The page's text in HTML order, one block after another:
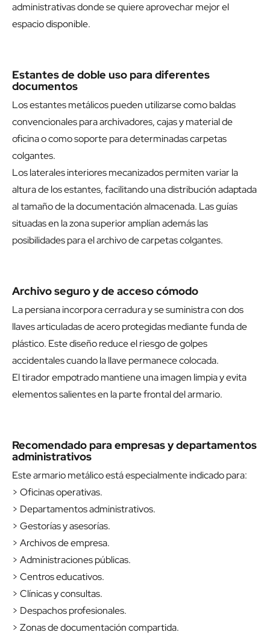
administrativas donde se quiere aprovechar mejor el
espacio disponible.
Estantes de doble uso para diferentes
documentos
Los estantes metálicos pueden utilizarse como baldas
convencionales para archivadores, cajas y material de
oficina o como soporte para determinadas carpetas
colgantes.
Los laterales interiores mecanizados permiten variar la
altura de los estantes, facilitando una distribución adaptada
al tamaño de la documentación almacenada. Las guías
situadas en la zona superior amplían además las
posibilidades para el archivo de carpetas colgantes.
Archivo seguro y de acceso cómodo
La persiana incorpora cerradura y se suministra con dos
llaves articuladas de acero protegidas mediante funda de
plástico. Este diseño reduce el riesgo de golpes
accidentales cuando la llave permanece colocada.
El tirador empotrado mantiene una imagen limpia y evita
elementos salientes en la parte frontal del armario.
Recomendado para empresas y departamentos
administrativos
Este armario metálico está especialmente indicado para:
> Oficinas operativas.
> Departamentos administrativos.
> Gestorías y asesorías.
> Archivos de empresa.
> Administraciones públicas.
> Centros educativos.
> Clínicas y consultas.
> Despachos profesionales.
> Zonas de documentación compartida.